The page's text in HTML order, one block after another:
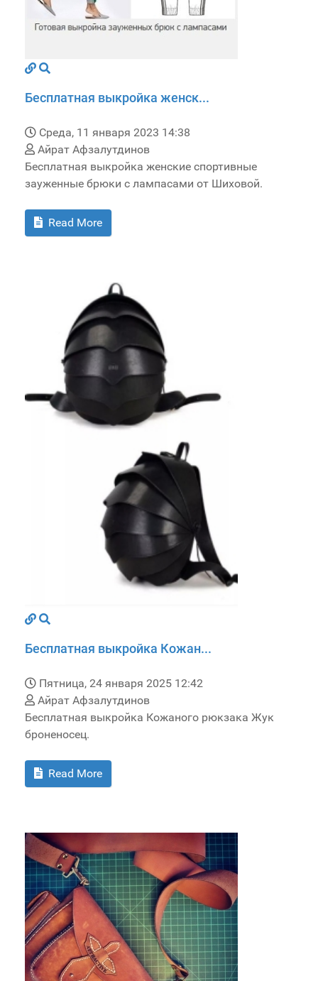
Бесплатная выкройка женск...
Среда, 11 января 2023 14:38
Айрат Афзалутдинов
Бесплатная выкройка женские спортивные
зауженные брюки с лампасами от Шиховой.
Read More
Бесплатная выкройка Кожан...
Пятница, 24 января 2025 12:42
Айрат Афзалутдинов
Бесплатная выкройка Кожаного рюкзака Жук
броненосец.
Read More